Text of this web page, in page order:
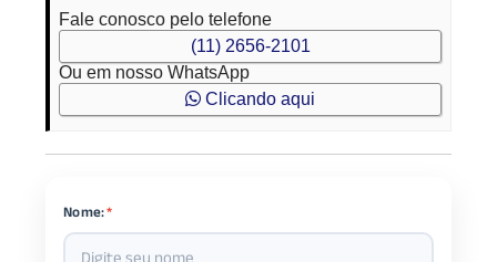
Fale conosco pelo telefone
(11) 2656-2101
Ou em nosso WhatsApp
Clicando aqui
Nome:*